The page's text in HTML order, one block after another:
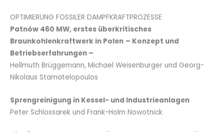
OPTIMIERUNG FOSSILER DAMPFKRAFTPROZESSE
Patnów 460 MW, erstes überkritisches
Braunkohlenkraftwerk in Polen – Konzept und
Betriebserfahrungen –
Hellmuth Brüggemann, Michael Weisenburger und Georg-
Nikolaus Stamatelopoulos
Sprengreinigung in Kessel- und Industrieanlagen
Peter Schlossarek und Frank-Holm Nowotnick